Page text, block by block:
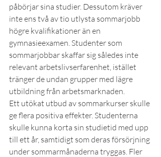
påbörjar sina studier. Dessutom kräver
inte ens två av tio utlysta sommarjobb
högre kvalifikationer än en
gymnasieexamen. Studenter som
sommarjobbar skaffar sig således inte
relevant arbetslivserfarenhet, istället
tränger de undan grupper med lägre
utbildning från arbetsmarknaden.
Ett utökat utbud av sommarkurser skulle
ge flera positiva effekter. Studenterna
skulle kunna korta sin studietid med upp
till ett år, samtidigt som deras försörjning
under sommarmånaderna tryggas. Fler